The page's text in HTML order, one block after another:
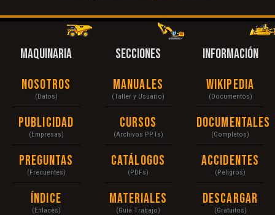
MAQUINARIA
Nosotros
(Datos)
Publicidad
(Empresas)
Preguntas
(Frecuentes)
Índice
(Enlaces)
SECCIONES
Manuales
(Taller y Usuario)
Cursos
(Archivos PPTs)
Catálogos
(PDFs)
Materiales
(Guía Trabajo)
INFORMACIÓN
Wikipedia
(Documentos)
Documentales
(Completos)
Accidentes
(Peligros)
Descargar
(Gratuitos)